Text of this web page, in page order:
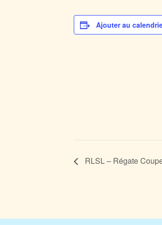
Ajouter au
RLSL – Régate